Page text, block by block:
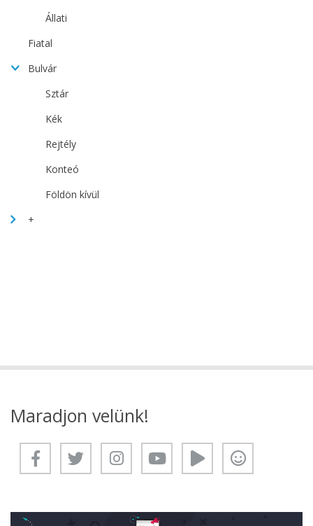
Állati
Fiatal
Bulvár
Sztár
Kék
Rejtély
Konteó
Földön kívül
+
Maradjon velünk!